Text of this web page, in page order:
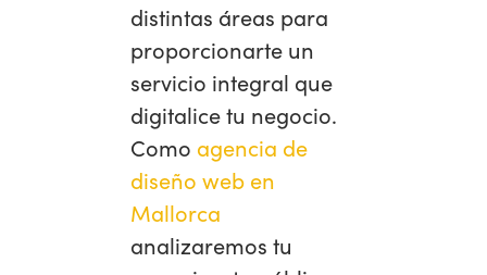
distintas áreas para
proporcionarte un
servicio integral que
digitalice tu negocio.
Como agencia de
diseño web en
Mallorca
analizaremos tu